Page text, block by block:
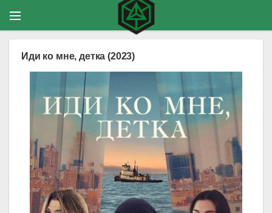
Иди ко мне, детка (2023)